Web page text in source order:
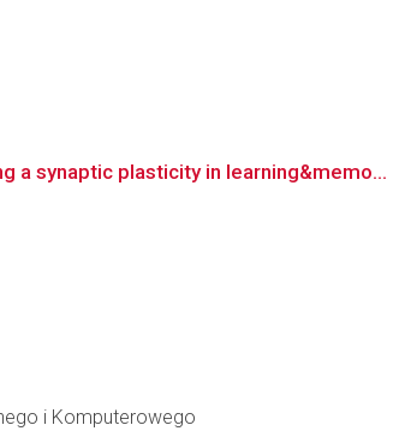
a synaptic plasticity in learning&memo...
i Komputerowego